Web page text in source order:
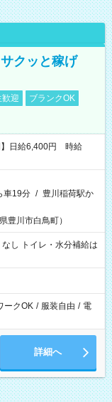
クッと稼げ
歓迎
ブランクOK
】日給6,400円 時給
車19分 / 豊川稲荷駅か
豊川市白鳥町）
ークOK / 服装自由 / 電
詳細へ